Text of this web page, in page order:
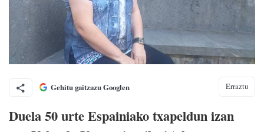
Gehitu gaitzazu Googlen Erraztu
Duela 50 urte Espainiako txapeldun izan